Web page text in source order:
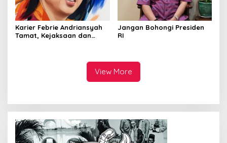
Karier Febrie Andriansyah
Tamat, Kejaksaan dan
Jangan Bohongi Presiden
RI
View More